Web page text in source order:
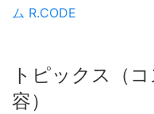
ム R.CODE
トピックス（
容）